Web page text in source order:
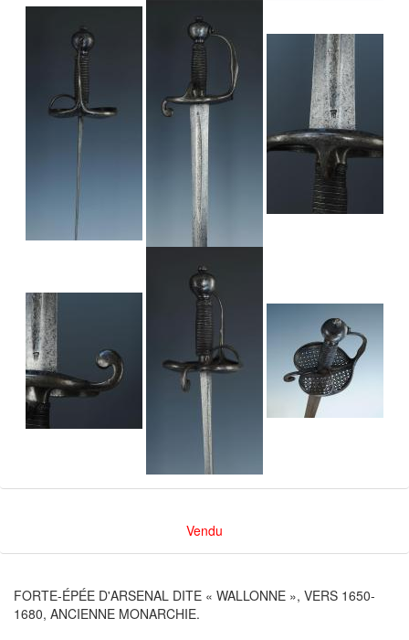
Vendu
FORTE-ÉPÉE D'ARSENAL DITE « WALLONNE », VERS 1650-
1680, ANCIENNE MONARCHIE.